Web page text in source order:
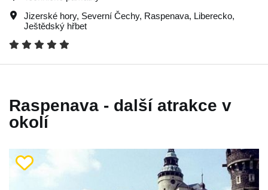
Jizerské hory, Severní Čechy, Raspenava, Liberecko,
Ještědský hřbet
Raspenava - další atrakce v
okolí